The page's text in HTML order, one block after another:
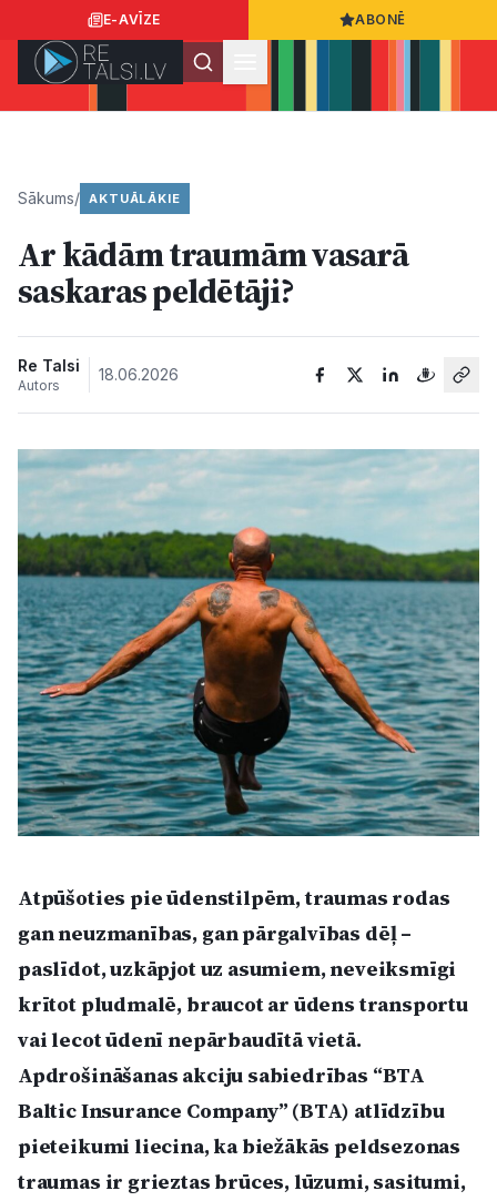
E-AVĪZE ABONĒ
Ziņas
Sports
Kultūra
Bizness
Video
Vieta
Pasākumi
Reklāma
Politiskā reklāma
Par mums
Kontakti
Ziņo redakcijai
Sākums/ AKTUĀLĀKIE
Ar kādām traumām vasarā
saskaras peldētāji?
Re Talsi
Autors
18.06.2026
Atpūšoties pie ūdenstilpēm, traumas rodas
gan neuzmanības, gan pārgalvības dēļ –
paslīdot, uzkāpjot uz asumiem, neveiksmīgi
krītot pludmalē, braucot ar ūdens transportu
vai lecot ūdenī nepārbaudītā vietā.
Apdrošināšanas akciju sabiedrības “BTA
Baltic Insurance Company” (BTA) atlīdzību
pieteikumi liecina, ka biežākās peldsezonas
traumas ir grieztas brūces, lūzumi, sasitumi,